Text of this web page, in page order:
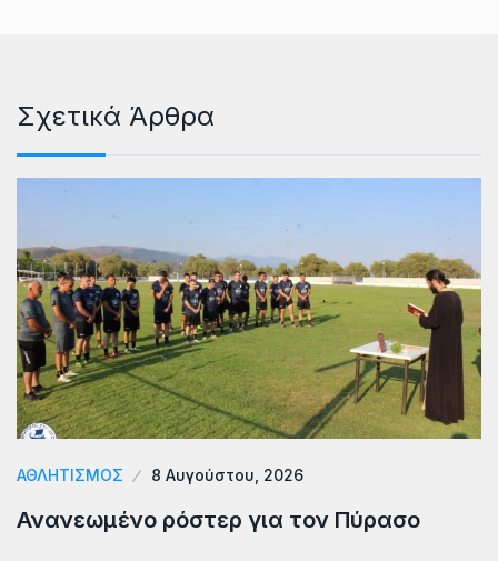
Σχετικά Άρθρα
ΑΘΛΗΤΙΣΜΟΣ 8 Αυγούστου, 2026
Ανανεωμένο ρόστερ για τον Πύρασο